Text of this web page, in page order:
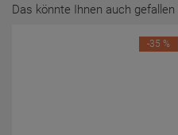
Das könnte Ihnen auch gefallen
-35 %